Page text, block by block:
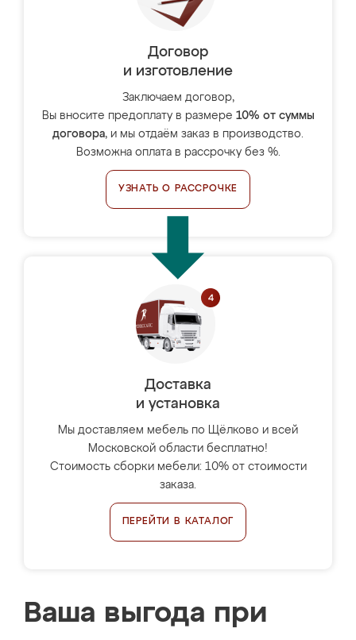
Договор
и изготовление
Заключаем договор,
Вы вносите предоплату в размере 10% от суммы
договора, и мы отдаём заказ в производство.
Возможна оплата в рассрочку без %.
УЗНАТЬ О РАССРОЧКЕ
Доставка
и установка
Мы доставляем мебель по Щёлково и всей
Московской области бесплатно!
Стоимость сборки мебели: 10% от стоимости
заказа.
ПЕРЕЙТИ В КАТАЛОГ
Ваша выгода при